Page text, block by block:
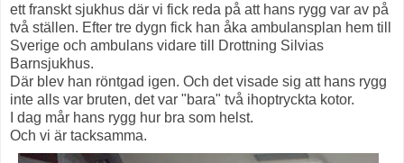
ett franskt sjukhus där vi fick reda på att hans rygg var av på
två ställen. Efter tre dygn fick han åka ambulansplan hem till
Sverige och ambulans vidare till Drottning Silvias
Barnsjukhus.
Där blev han röntgad igen. Och det visade sig att hans rygg
inte alls var bruten, det var "bara" två ihoptryckta kotor.
I dag mår hans rygg hur bra som helst.
Och vi är tacksamma.